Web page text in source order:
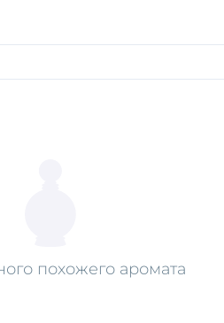
похожего аромата